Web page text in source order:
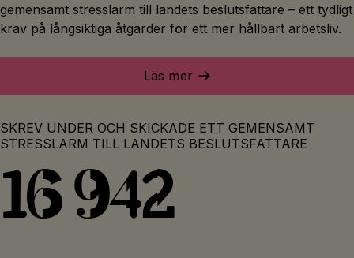
gemensamt stresslarm till landets beslutsfattare – ett tydligt
krav på långsiktiga åtgärder för ett mer hållbart arbetsliv.
Läs mer
SKREV UNDER OCH SKICKADE ETT GEMENSAMT
STRESSLARM TILL LANDETS BESLUTSFATTARE
16 942